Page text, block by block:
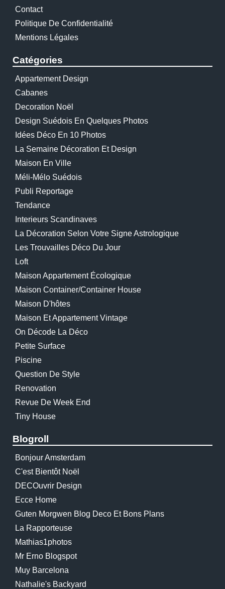
Contact
Politique De Confidentialité
Mentions Légales
Catégories
Appartement Design
Cabanes
Decoration Noël
Design Suédois En Quelques Photos
Idées Déco En 10 Photos
La Semaine Décoration Et Design
Maison En Ville
Méli-Mélo Suédois
Publi Reportage
Tendance
Interieurs Scandinaves
La Décoration Selon Votre Signe Astrologique
Les Trouvailles Déco Du Jour
Loft
Maison Appartement Écologique
Maison Container/container House
Maison D'hôtes
Maison Et Appartement Vintage
On Décode La Déco
Petite Surface
Piscine
Question De Style
Renovation
Revue De Week End
Tiny House
Blogroll
Bonjour Amsterdam
C'est Bientôt Noël
DECOuvrir Design
Ecce Home
Guten Morgwen Blog Deco Et Bons Plans
La Rapporteuse
Mathias1photos
Mr Erno Blogspot
Muy Barcelona
Nathalie's Backyard